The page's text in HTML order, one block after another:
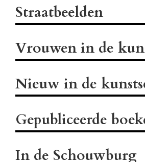
Straatbeelden
Vrouwen in de
Nieuw in de
Gepubliceerde
In de Schouwburg